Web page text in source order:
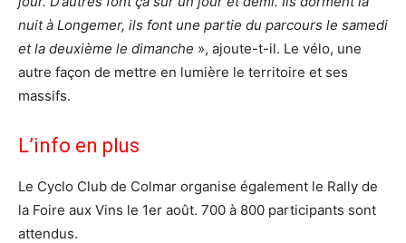
nuit à Longemer, ils font une partie du parcours le samedi
et la deuxième le dimanche », ajoute-t-il. Le vélo, une
autre façon de mettre en lumière le territoire et ses
massifs.
L’info en plus
Le Cyclo Club de Colmar organise également le Rally de
la Foire aux Vins le 1er août. 700 à 800 participants sont
attendus.